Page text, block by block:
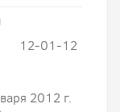
12-01-12
2012 г.